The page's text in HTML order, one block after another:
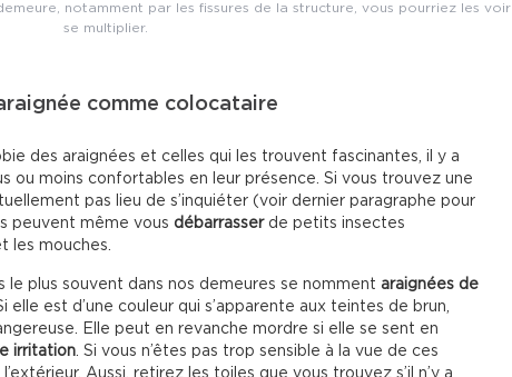
notamment par les fissures de la structure, vous pourriez les voir
se multiplier.
comme colocataire
des araignées et celles qui les trouvent fascinantes, il y a
ou moins confortables en leur présence. Si vous trouvez une
pas lieu de s’inquiéter (voir dernier paragraphe pour
peuvent même vous débarrasser de petits insectes
les mouches.
le plus souvent dans nos demeures se nomment araignées de
elle est d’une couleur qui s’apparente aux teintes de brun,
Elle peut en revanche mordre si elle se sent en
irritation. Si vous n’êtes pas trop sensible à la vue de ces